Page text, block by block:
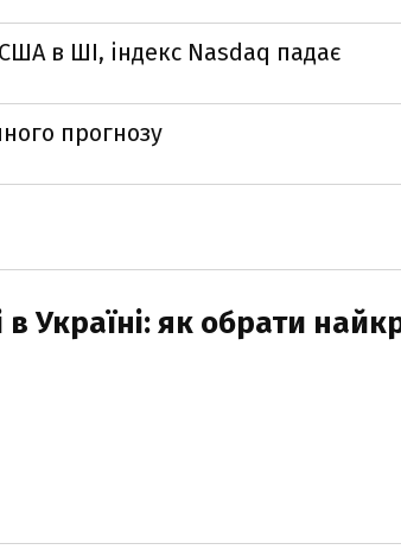
в ШІ, індекс Nasdaq падає
прогнозу
в Україні: як обрати